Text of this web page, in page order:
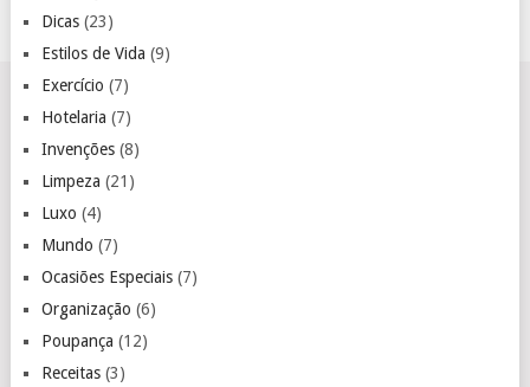
Dicas(23)
Estilos de Vida (9)
Exercício (7)
Hotelaria (7)
Invenções(8)
Limpeza (21)
Luxo (4)
Mundo (7)
Ocasiões Especiais(7)
Organização (6)
Poupança (12)
Receitas(3)